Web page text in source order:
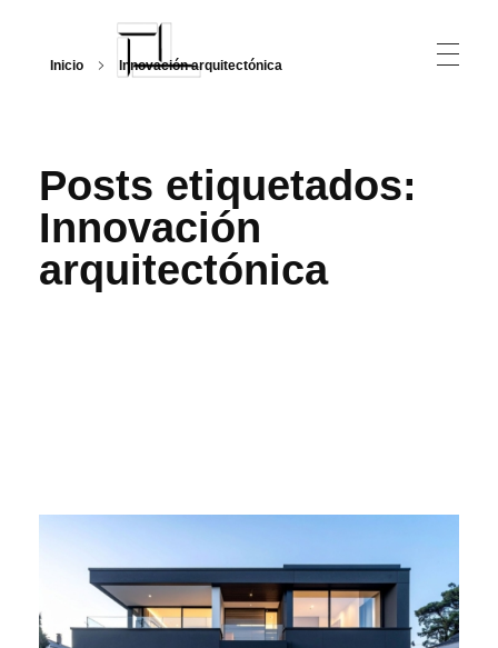
Inicio Innovación arquitectónica
Posts etiquetados:
Innovación
arquitectónica